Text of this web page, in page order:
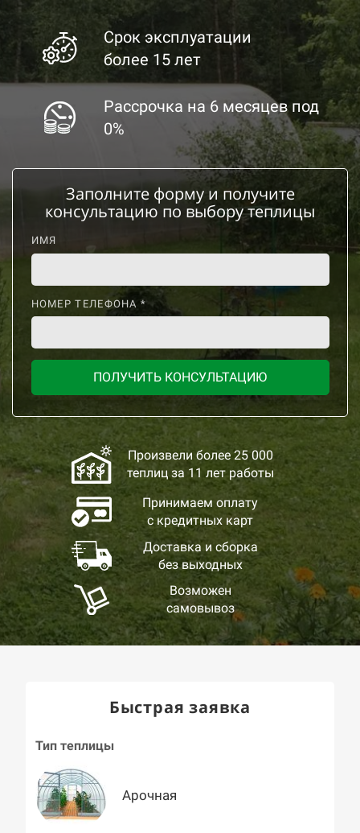
Срок эксплуатации
более 15 лет
Рассрочка на 6 месяцев под
0%
Заполните форму и получите
консультацию по выбору теплицы
ИМЯ
НОМЕР ТЕЛЕФОНА *
ПОЛУЧИТЬ КОНСУЛЬТАЦИЮ
Произвели более 25 000
теплиц за 11 лет работы
Принимаем оплату
с кредитных карт
Доставка и сборка
без выходных
Возможен
самовывоз
Быстрая заявка
Тип теплицы
Арочная